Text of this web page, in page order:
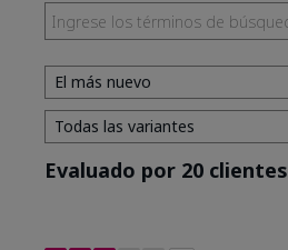
Evaluado por 20 clientes